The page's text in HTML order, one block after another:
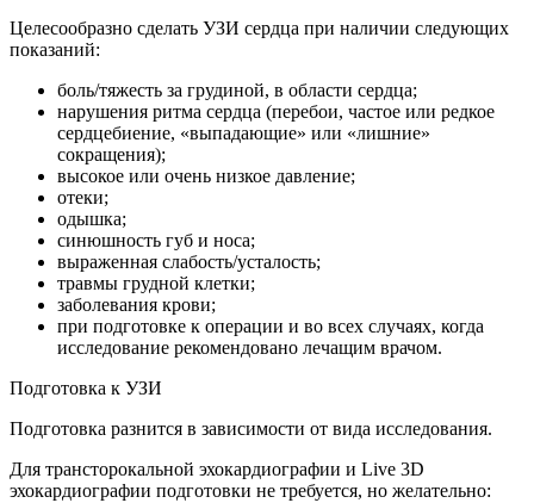
Целесообразно сделать УЗИ сердца при наличии следующих
показаний:
боль/тяжесть за грудиной, в области сердца;
нарушения ритма сердца (перебои, частое или редкое
сердцебиение, «выпадающие» или «лишние»
сокращения);
высокое или очень низкое давление;
отеки;
одышка;
синюшность губ и носа;
выраженная слабость/усталость;
травмы грудной клетки;
заболевания крови;
при подготовке к операции и во всех случаях, когда
исследование рекомендовано лечащим врачом.
Подготовка к УЗИ
Подготовка разнится в зависимости от вида исследования.
Для трансторокальной эхокардиографии и Live 3D
эхокардиографии подготовки не требуется, но желательно: